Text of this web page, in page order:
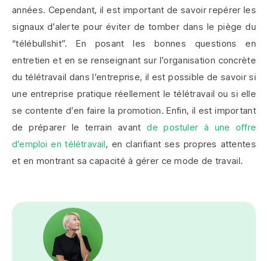
années. Cependant, il est important de savoir repérer les
signaux d’alerte pour éviter de tomber dans le piège du
“télébullshit”. En posant les bonnes questions en
entretien et en se renseignant sur l’organisation concrète
du télétravail dans l’entreprise, il est possible de savoir si
une entreprise pratique réellement le télétravail ou si elle
se contente d’en faire la promotion. Enfin, il est important
de préparer le terrain avantde postuler à une offre
d’emploi en télétravail, en clarifiant ses propres attentes
et en montrant sa capacité à gérer ce mode de travail.